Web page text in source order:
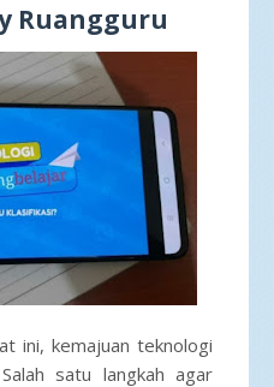
Ruangguru
ini, kemajuan teknologi
satu langkah agar